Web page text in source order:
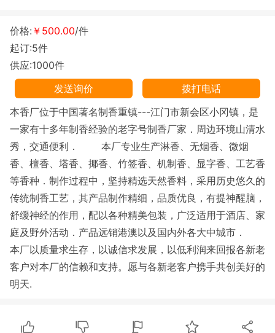
价格: ￥500.00/件
起订:5件
供应:1000件
发送询价
拨打电话
本香厂位于中国著名制香重镇---江门市新会区小冈镇，是
一家有十多年制香经验的老字号制香厂家．周边环境山清水
秀，交通便利． 本厂专业生产淋香、无烟香、微烟
香、檀香、塔香、揶香、竹签香、机制香、显字香、工艺香
等香种．制作过程中，坚持精选天然香料，采用历史悠久的
传统制香工艺，其产品制作精细，品质优良，有提神醒脑，
舒缓神经的作用，配以各种精美包装，广泛适用于酒店、家
庭及野外活动．产品远销港澳以及国内外各大中城市．
本厂以质量求生存，以诚信求发展，以低利润来回报各新老
客户对本厂的信赖和支持。愿与各新老客户携手共创美好的
明天.